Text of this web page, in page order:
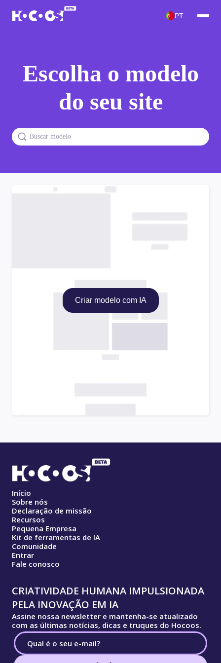
PT
Escolha o modelo
do seu site
Criar modelo com IA
Início
Sobre nós
Declaração de missão
Recursos
Pequena Empresa
Kit de ferramentas de IA
Comunidade
Entrar
Fale conosco
CRIATIVIDADE HUMANA IMPULSIONADA
PELA INOVAÇÃO EM IA
Assine nossa newsletter e mantenha-se atualizado
com as últimas notícias, dicas e truques do Hocoos.